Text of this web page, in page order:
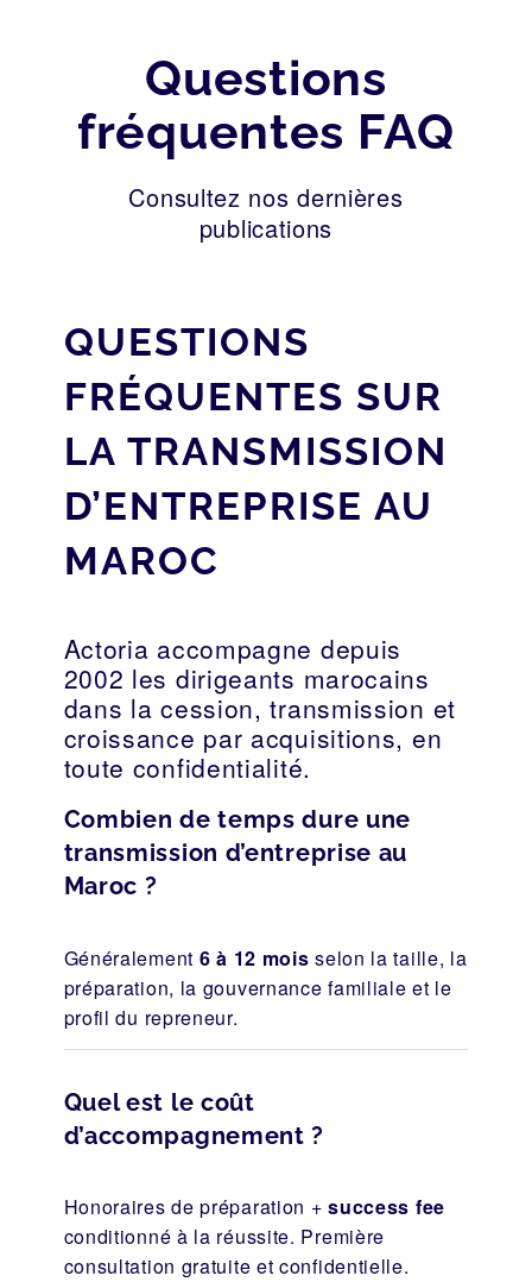
Questions
fréquentes FAQ
Consultez nos dernières
publications
QUESTIONS
FRÉQUENTES SUR
LA TRANSMISSION
D’ENTREPRISE AU
MAROC
Actoria accompagne depuis
2002 les dirigeants marocains
dans la cession, transmission et
croissance par acquisitions, en
toute confidentialité.
Combien de temps dure une
transmission d’entreprise au
Maroc ?
Généralement 6 à 12 mois selon la taille, la
préparation, la gouvernance familiale et le
profil du repreneur.
Quel est le coût
d’accompagnement ?
Honoraires de préparation +success fee
conditionné à la réussite. Première
consultation gratuite et confidentielle.